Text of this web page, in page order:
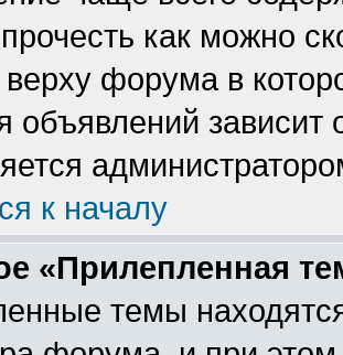
как можно
форума в
объявлений зависит
к началу
«Прилепленная
темы